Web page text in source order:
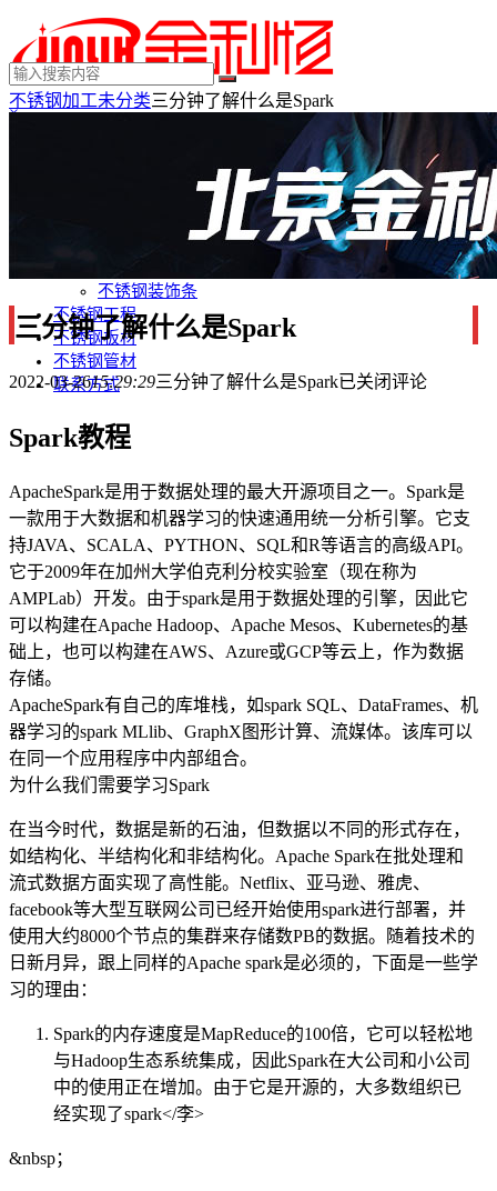
×
不锈钢装饰条
不锈钢工程
不锈钢板材
不锈钢管材
联系方式
不锈钢加工未分类三分钟了解什么是Spark
三分钟了解什么是Spark
2022-03-2615:29:29三分钟了解什么是Spark已关闭评论
Spark教程
ApacheSpark是用于数据处理的最大开源项目之一。Spark是
一款用于大数据和机器学习的快速通用统一分析引擎。它支
持JAVA、SCALA、PYTHON、SQL和R等语言的高级API。
它于2009年在加州大学伯克利分校实验室（现在称为
AMPLab）开发。由于spark是用于数据处理的引擎，因此它
可以构建在Apache Hadoop、Apache Mesos、Kubernetes的基
础上，也可以构建在AWS、Azure或GCP等云上，作为数据
存储。
ApacheSpark有自己的库堆栈，如spark SQL、DataFrames、机
器学习的spark MLlib、GraphX图形计算、流媒体。该库可以
在同一个应用程序中内部组合。
为什么我们需要学习Spark
在当今时代，数据是新的石油，但数据以不同的形式存在，
如结构化、半结构化和非结构化。Apache Spark在批处理和
流式数据方面实现了高性能。Netflix、亚马逊、雅虎、
facebook等大型互联网公司已经开始使用spark进行部署，并
使用大约8000个节点的集群来存储数PB的数据。随着技术的
日新月异，跟上同样的Apache spark是必须的，下面是一些学
习的理由：
Spark的内存速度是MapReduce的100倍，它可以轻松地
与Hadoop生态系统集成，因此Spark在大公司和小公司
中的使用正在增加。由于它是开源的，大多数组织已
经实现了spark</李>
&nbsp；